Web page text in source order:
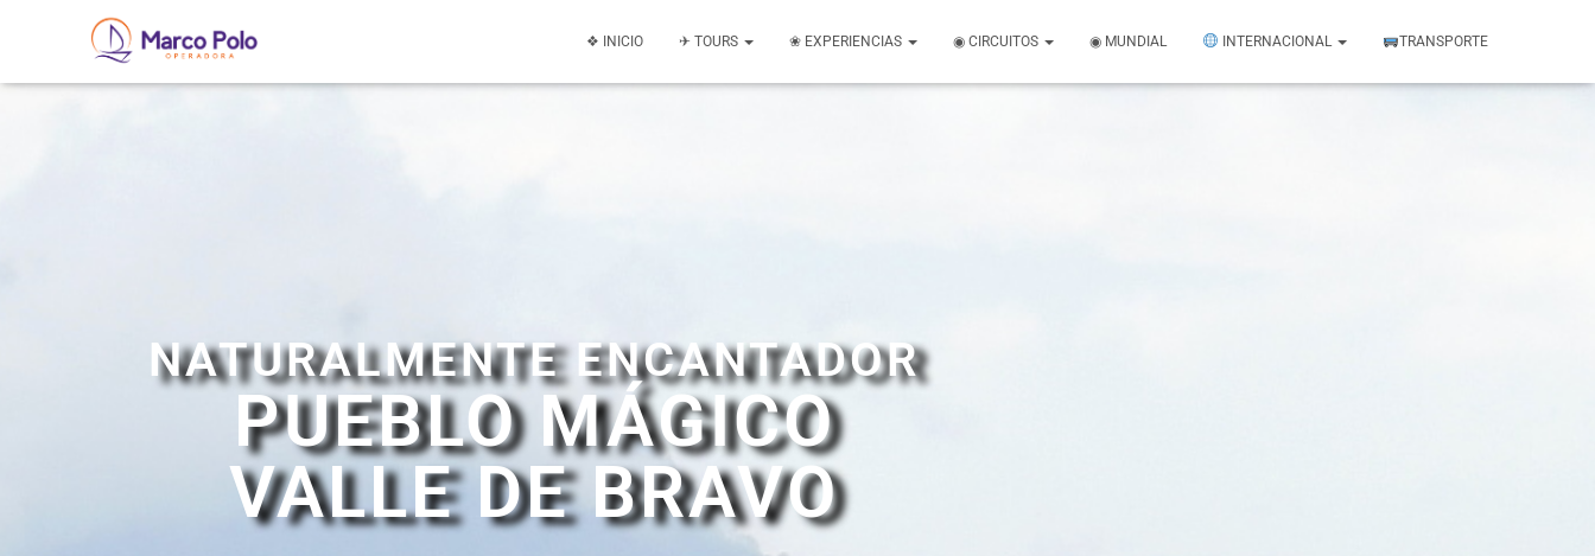
❖ INICIO ✈ TOURS ❀ EXPERIENCIAS ◉ CIRCUITOS ◉ MUNDIAL INTERNACIONAL TRANSPORTE
NATURALMENTE ENCANTADOR
PUEBLO MÁGICO
VALLE DE BRAVO